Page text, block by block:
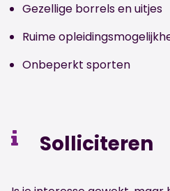
Gezellige borrels en uitjes
Ruime
Onbeperkt sporten
Solliciteren